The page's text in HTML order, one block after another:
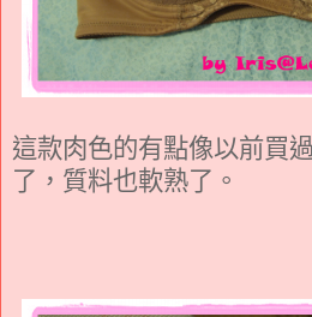
這款肉色的有點像以前買
了，質料也軟熟了。